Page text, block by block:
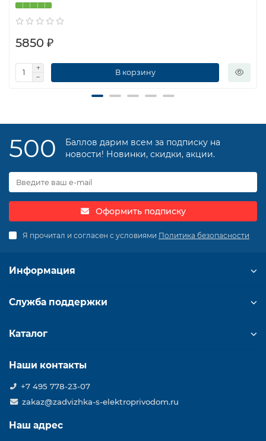
5850 ₽
В корзину
500
Баллов дарим всем за подписку на
новости! Новинки, скидки, акции.
Оформить подписку
Я прочитал и согласен с условиями Политика безопасности
Информация
Служба поддержки
Каталог
Наши контакты
+7 495 778-23-07
zakaz@zadvizhka-s-elektroprivodom.ru
Наш адрес